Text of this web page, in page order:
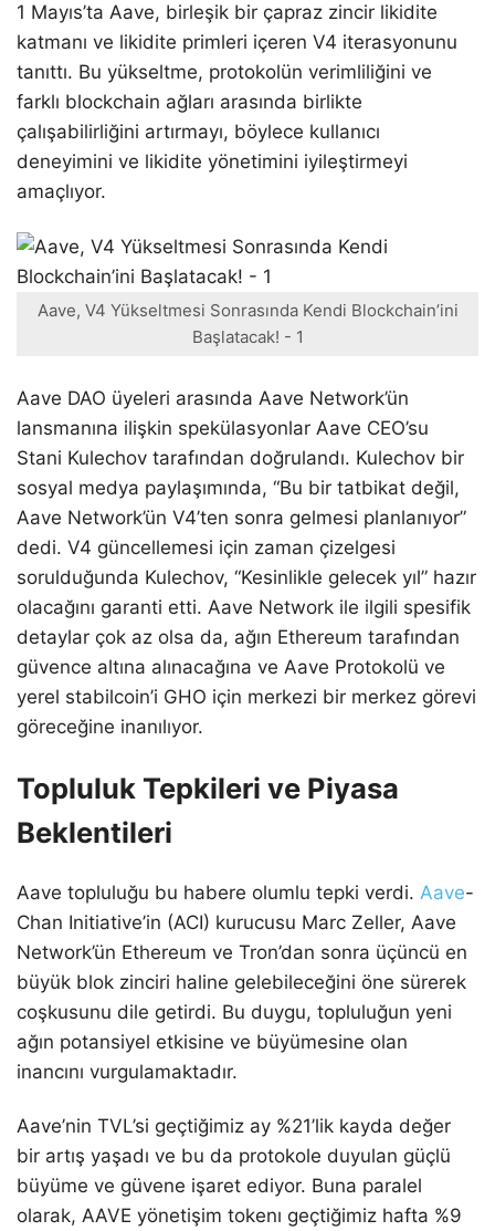
1 Mayıs’ta Aave, birleşik bir çapraz zincir likidite
katmanı ve likidite primleri içeren V4 iterasyonunu
tanıttı. Bu yükseltme, protokolün verimliliğini ve
farklı blockchain ağları arasında birlikte
çalışabilirliğini artırmayı, böylece kullanıcı
deneyimini ve likidite yönetimini iyileştirmeyi
amaçlıyor.
Aave, V4 Yükseltmesi Sonrasında Kendi Blockchain’ini
Başlatacak! - 1
Aave DAO üyeleri arasında Aave Network’ün
lansmanına ilişkin spekülasyonlar Aave CEO’su
Stani Kulechov tarafından doğrulandı. Kulechov bir
sosyal medya paylaşımında, “Bu bir tatbikat değil,
Aave Network’ün V4’ten sonra gelmesi planlanıyor”
dedi. V4 güncellemesi için zaman çizelgesi
sorulduğunda Kulechov, “Kesinlikle gelecek yıl” hazır
olacağını garanti etti. Aave Network ile ilgili spesifik
detaylar çok az olsa da, ağın Ethereum tarafından
güvence altına alınacağına ve Aave Protokolü ve
yerel stabilcoin’i GHO için merkezi bir merkez görevi
göreceğine inanılıyor.
Topluluk Tepkileri ve Piyasa
Beklentileri
Aave topluluğu bu habere olumlu tepki verdi. Aave-
Chan Initiative’in (ACI) kurucusu Marc Zeller, Aave
Network’ün Ethereum ve Tron’dan sonra üçüncü en
büyük blok zinciri haline gelebileceğini öne sürerek
coşkusunu dile getirdi. Bu duygu, topluluğun yeni
ağın potansiyel etkisine ve büyümesine olan
inancını vurgulamaktadır.
Aave’nin TVL’si geçtiğimiz ay %21’lik kayda değer
bir artış yaşadı ve bu da protokole duyulan güçlü
büyüme ve güvene işaret ediyor. Buna paralel
olarak, AAVE yönetişim tokenı geçtiğimiz hafta %9